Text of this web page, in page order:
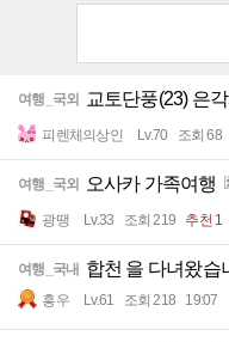
여행_국외 교토단풍(23) 은
피렌체의상인 Lv.70 조회 68
여행_국외 오사카 가족여행
광땡 Lv.33 조회 219 추천 1
여행_국내 합천 을 다녀왔습
흥우 Lv.61 조회 218 19:07